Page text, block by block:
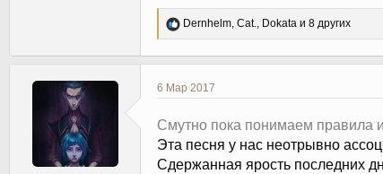
Р
к
и
:
Dernhelm Cat. Dokata и 8 других
6 Мар 2017
Смутно пока понимаем правила
Эта песня у нас неотрывно
Сдержанная ярость последних